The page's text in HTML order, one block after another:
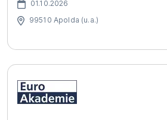
01.10.2026
99510 Apolda (u.a.)